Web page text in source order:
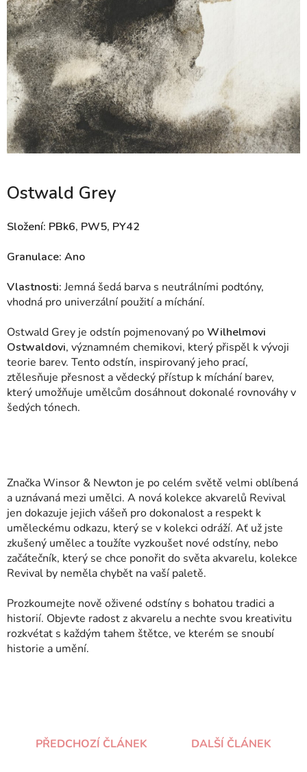
Ostwald Grey
Složení: PBk6, PW5, PY42
Granulace: Ano
Vlastnosti: Jemná šedá barva s neutrálními podtóny,
vhodná pro univerzální použití a míchání.
Ostwald Grey je odstín pojmenovaný poWilhelmovi
Ostwaldovi, významném chemikovi, který přispěl k vývoji
teorie barev. Tento odstín, inspirovaný jeho prací,
ztělesňuje přesnost a vědecký přístup k míchání barev,
který umožňuje umělcům dosáhnout dokonalé rovnováhy v
šedých tónech.
Značka Winsor & Newton je po celém světě velmi oblíbená
a uznávaná mezi umělci. A nová kolekce akvarelů Revival
jen dokazuje jejich vášeň pro dokonalost a respekt k
uměleckému odkazu, který se v kolekci odráží. Ať už jste
zkušený umělec a toužíte vyzkoušet nové odstíny, nebo
začátečník, který se chce ponořit do světa akvarelu, kolekce
Revival by neměla chybět na vaší paletě.
Prozkoumejte nově oživené odstíny s bohatou tradici a
historií. Objevte radost z akvarelu a nechte svou kreativitu
rozkvétat s každým tahem štětce, ve kterém se snoubí
historie a umění.
PŘEDCHOZÍ ČLÁNEK DALŠÍ ČLÁNEK